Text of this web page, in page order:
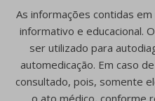
As informações contidas
informativo e educacional.
ser utilizado para
automedicação. Em caso
consultado, pois, somente